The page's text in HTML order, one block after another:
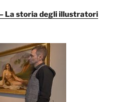
La storia degli illustratori